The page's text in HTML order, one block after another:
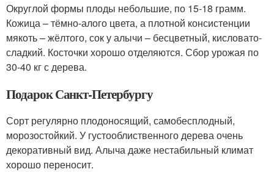
Округлой формы плоды небольшие, по 15-18 грамм.
Кожица – тёмно-алого цвета, а плотной консистенции
мякоть – жёлтого, сок у алычи – бесцветный, кисловато-
сладкий. Косточки хорошо отделяются. Сбор урожая по
30-40 кг с дерева.
Подарок Санкт-Петербургу
Сорт регулярно плодоносящий, самобесплодный,
морозостойкий. У густооблиственного дерева очень
декоративный вид. Алыча даже нестабильный климат
хорошо переносит.